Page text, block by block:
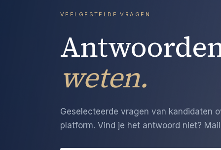
VEELGESTELDE VRAGEN
weten.
Geselecteerde vragen van kandidaten
platform. Vind je het antwoord niet?